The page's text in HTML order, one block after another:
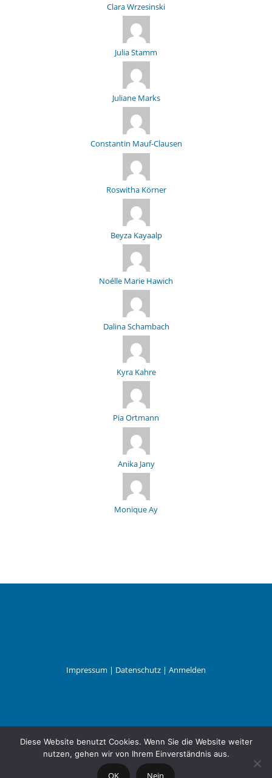
Clara Wrzesinski
Julia Stamm
Juliane Marks
Constantin Mauf-Clausen
Roswitha Körner
Beyza Kayaalp
Noélle Marie Hawich
Dalina Schambach
Kyra Kahre
Pia Ortmann
Anika Jany
Monique Ay
Impressum | Datenschutz | Anmelden
Diese Website benutzt Cookies. Wenn Sie die Website weiter
nutzen, gehen wir von Ihrem Einverständnis aus.
OK Nein